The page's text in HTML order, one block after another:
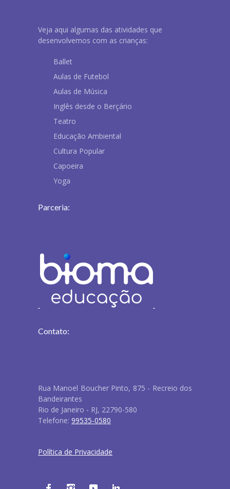
Veja aqui algumas das atividades que
desenvolvemos com as crianças:
Ballet
Aulas de Futebol
Aulas de Música
Inglês desde o Berçário
Teatro
Educação Ambiental
Cultura Popular
Capoeira
Yoga
Parceria:
Contato:
Rua Manoel Boucher Pinto, 875 - Recreio dos
Bandeirantes
Rio de Janeiro - RJ, 22790-580
Telefone: 99535-0580
Política de Privacidade